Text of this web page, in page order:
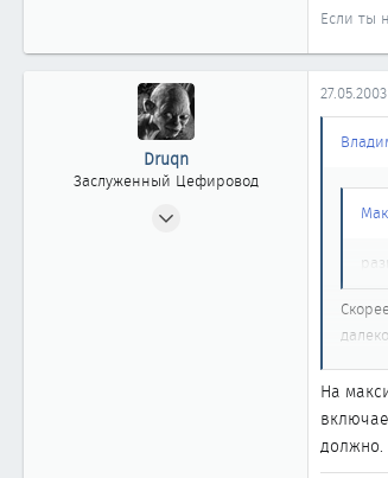
Если ты
Druqn
Заслуженный Цефировод
27.05.2003
На
должно.